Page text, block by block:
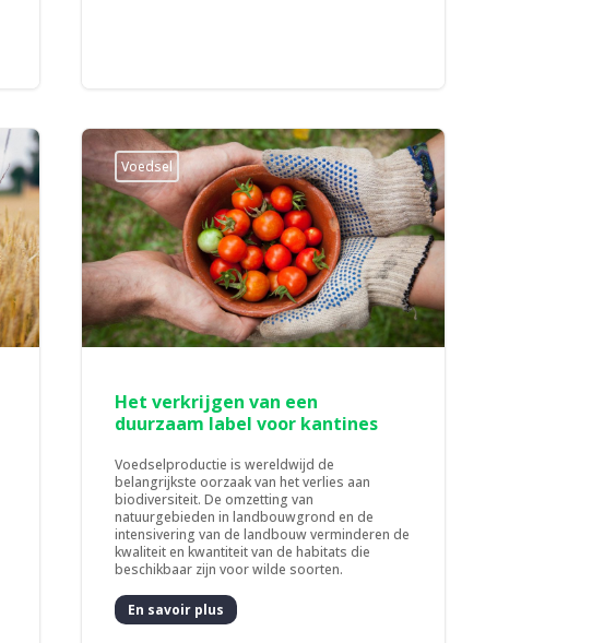
Voedsel
Het verkrijgen van een
duurzaam label voor kantines
Voedselproductie is wereldwijd de
belangrijkste oorzaak van het verlies aan
biodiversiteit. De omzetting van
natuurgebieden in landbouwgrond en de
intensivering van de landbouw verminderen de
kwaliteit en kwantiteit van de habitats die
beschikbaar zijn voor wilde soorten.
En savoir plus